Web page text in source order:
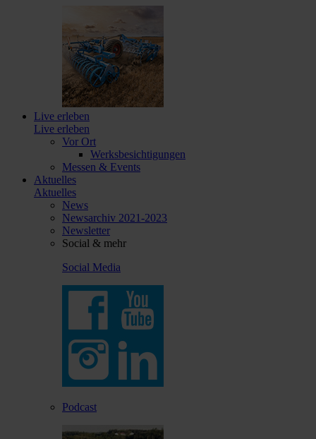
Live erleben
Live erleben
Vor Ort
Werksbesichtigungen
Messen & Events
Aktuelles
Aktuelles
News
Newsarchiv 2021-2023
Newsletter
Social & mehr
Social Media
Podcast